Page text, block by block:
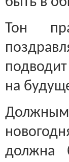
Тон
на
должна